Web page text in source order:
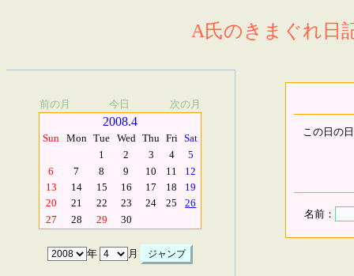
A氏のきまぐれ日
前の月 今日 次の月
2008.4
Sun Mon Tue Wed Thu Fri Sat
1
2 3 4
5
6
7 8 9 10 11
12
13
14 15 16 17 18
19
20
21 22 23 24 25
26
27
28 29 30
年 月
この日の
名前：